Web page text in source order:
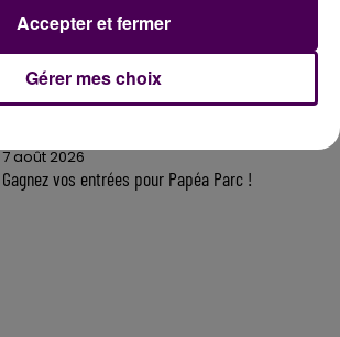
Inscrivez-vous au casting The Voice & The Voice
Kids !
7 août 2026
Gagnez vos entrées pour Papéa Parc !
Gérer mes choix
Accepter et fermer